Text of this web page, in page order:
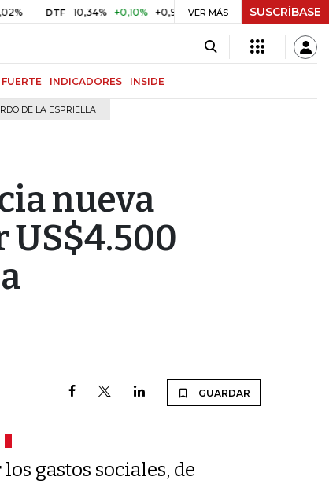
DTF 10,34% +0,10% +0,98% UVR $ 416,96 +$ 0,05 +0,01%
VER MÁS SUSCRÍBASE
INDICADORES INSIDE
DE LA ESPRIELLA
nueva
US$4.500
GUARDAR
gastos sociales, de